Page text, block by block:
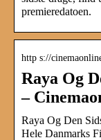
premieredatoen.
http s://
Raya Og
–
Raya Og Den
Hele Danmarks